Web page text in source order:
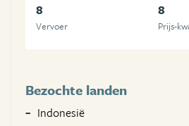
8
Vervoer
8
Prijs-
Bezochte landen
Indonesië